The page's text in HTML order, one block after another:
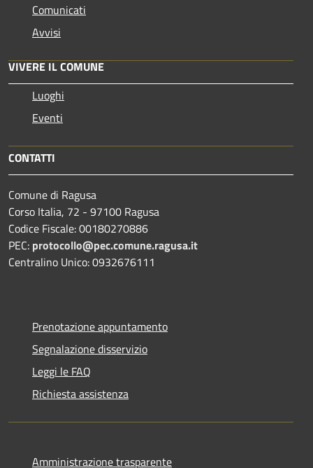
Comunicati
Avvisi
VIVERE IL COMUNE
Luoghi
Eventi
CONTATTI
Comune di Ragusa
Corso Italia, 72 - 97100 Ragusa
Codice Fiscale: 00180270886
PEC: protocollo@pec.comune.ragusa.it
Centralino Unico: 0932676111
Prenotazione appuntamento
Segnalazione disservizio
Leggi le FAQ
Richiesta assistenza
Amministrazione trasparente